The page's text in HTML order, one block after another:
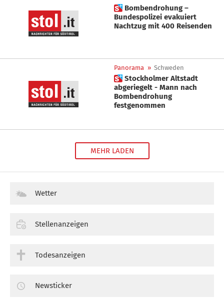
 Bombendrohung –
Bundespolizei evakuiert
Nachtzug mit 400 Reisenden
Panorama » Schweden
 Stockholmer Altstadt
abgeriegelt - Mann nach
Bombendrohung
festgenommen
MEHR LADEN
Wetter
Stellenanzeigen
Todesanzeigen
Newsticker